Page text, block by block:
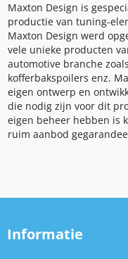
Maxton Design is
productie van tuning-
Maxton Design werd
vele unieke producten
automotive branche
kofferbakspoilers enz.
eigen ontwerp en
die nodig zijn voor dit
eigen beheer hebben is
ruim aanbod
Informatie